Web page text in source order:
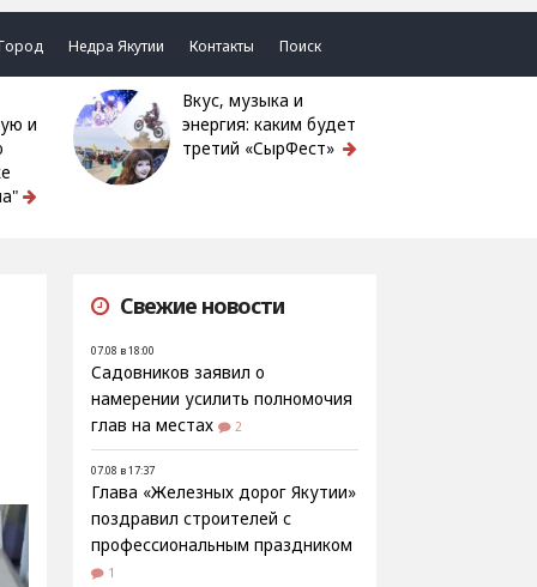
Недра Якутии Контакты Поиск
и
Вкус, музыка и
энергия: каким будет
третий «СырФест»
Свежие новости
07.08 в 18:00
Садовников заявил о
намерении усилить полномочия
глав на местах
2
07.08 в 17:37
Глава «Железных дорог Якутии»
поздравил строителей с
профессиональным праздником
1